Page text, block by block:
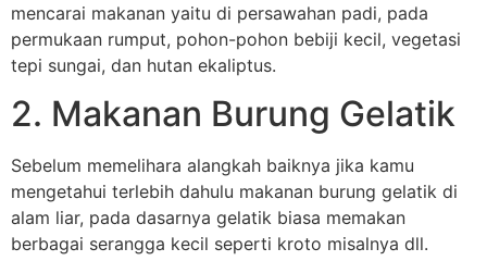
mencarai makanan yaitu di persawahan padi, pada
permukaan rumput, pohon-pohon bebiji kecil, vegetasi
tepi sungai, dan hutan ekaliptus.
2. Makanan Burung Gelatik
Sebelum memelihara alangkah baiknya jika kamu
mengetahui terlebih dahulu makanan burung gelatik di
alam liar, pada dasarnya gelatik biasa memakan
berbagai serangga kecil seperti kroto misalnya dll.